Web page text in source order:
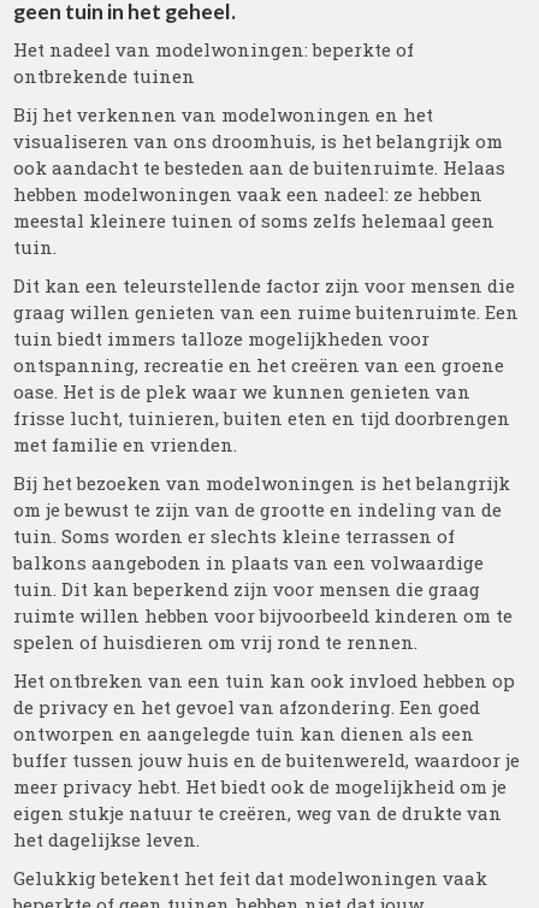
geen tuin in het geheel.
Het nadeel van modelwoningen: beperkte of
ontbrekende tuinen
Bij het verkennen van modelwoningen en het
visualiseren van ons droomhuis, is het belangrijk om
ook aandacht te besteden aan de buitenruimte. Helaas
hebben modelwoningen vaak een nadeel: ze hebben
meestal kleinere tuinen of soms zelfs helemaal geen
tuin.
Dit kan een teleurstellende factor zijn voor mensen die
graag willen genieten van een ruime buitenruimte. Een
tuin biedt immers talloze mogelijkheden voor
ontspanning, recreatie en het creëren van een groene
oase. Het is de plek waar we kunnen genieten van
frisse lucht, tuinieren, buiten eten en tijd doorbrengen
met familie en vrienden.
Bij het bezoeken van modelwoningen is het belangrijk
om je bewust te zijn van de grootte en indeling van de
tuin. Soms worden er slechts kleine terrassen of
balkons aangeboden in plaats van een volwaardige
tuin. Dit kan beperkend zijn voor mensen die graag
ruimte willen hebben voor bijvoorbeeld kinderen om te
spelen of huisdieren om vrij rond te rennen.
Het ontbreken van een tuin kan ook invloed hebben op
de privacy en het gevoel van afzondering. Een goed
ontworpen en aangelegde tuin kan dienen als een
buffer tussen jouw huis en de buitenwereld, waardoor je
meer privacy hebt. Het biedt ook de mogelijkheid om je
eigen stukje natuur te creëren, weg van de drukte van
het dagelijkse leven.
Gelukkig betekent het feit dat modelwoningen vaak